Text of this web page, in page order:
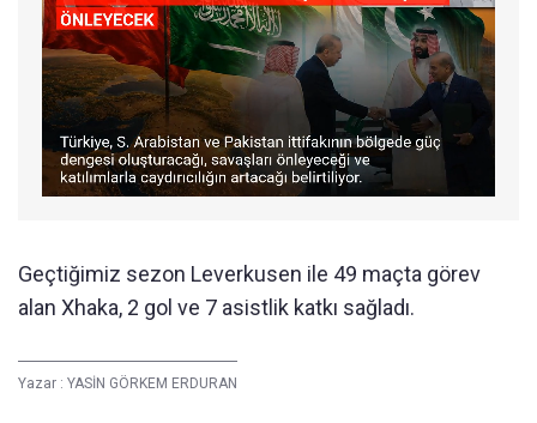
Geçtiğimiz sezon Leverkusen ile 49 maçta görev
alan Xhaka, 2 gol ve 7 asistlik katkı sağladı.
Yazar : YASİN GÖRKEM ERDURAN